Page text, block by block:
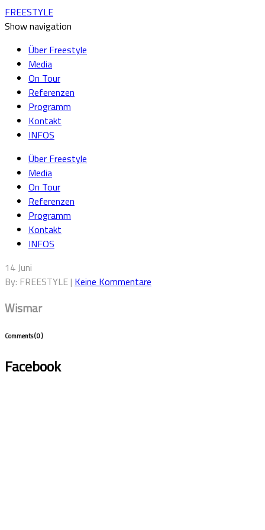
FREESTYLE
Show navigation
Über Freestyle
Media
On Tour
Referenzen
Programm
Kontakt
INFOS
Über Freestyle
Media
On Tour
Referenzen
Programm
Kontakt
INFOS
14 Juni
By: FREESTYLE | Keine Kommentare
Wismar
Comments( 0 )
Facebook